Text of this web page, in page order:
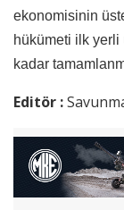
ekonomisinin
hükümeti ilk yerli
kadar
Editör :